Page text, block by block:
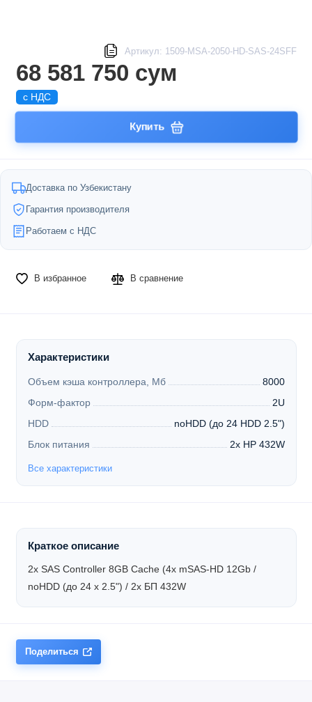
Артикул: 1509-MSA-2050-HD-SAS-24SFF
68 581 750 сум
с НДС
Купить
Доставка по Узбекистану
Гарантия производителя
Работаем с НДС
В избранное В сравнение
Характеристики
Объем кэша контроллера, Мб
8000
Форм-фактор
2U
HDD
noHDD (до 24 HDD 2.5")
Блок питания
2x HP 432W
Все характеристики
Краткое описание
2x SAS Controller 8GB Cache (4x mSAS-HD 12Gb /
noHDD (до 24 x 2.5") / 2x БП 432W
Поделиться